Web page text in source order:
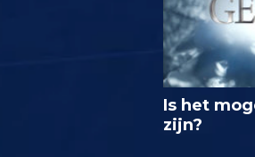
Is het
zijn?